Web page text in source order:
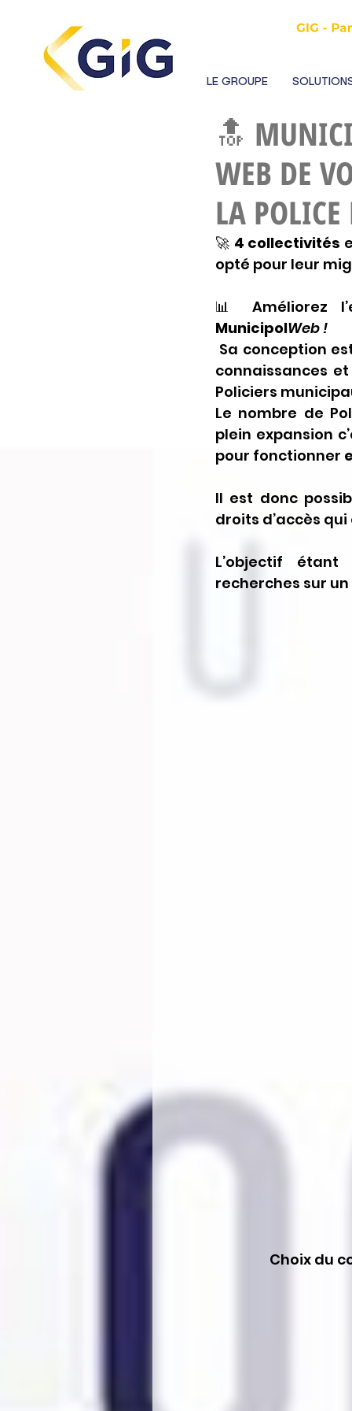
LE GROUPE
🔝
WEB DE
LA
🚀 4 collectivités
opté pour leur
MunicipolWeb !
connaissances
Policiers
Le nombre de
plein expansion
pour fonctionner
Il est donc
droits d’accès
L’objectif
recherches sur
Choix du